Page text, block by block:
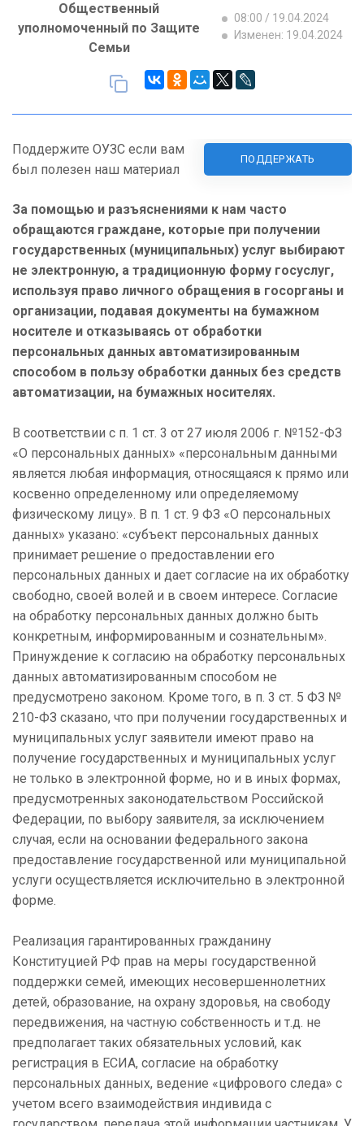
Общественный
уполномоченный по Защите
Семьи
08:00 / 19.04.2024
Изменен: 19.04.2024
Поддержите ОУЗС если вам
был полезен наш материал
ПОДДЕРЖАТЬ
За помощью и разъяснениями к нам часто
обращаются граждане, которые при получении
государственных (муниципальных) услуг выбирают
не электронную, а традиционную форму госуслуг,
используя право личного обращения в госорганы и
организации, подавая документы на бумажном
носителе и отказываясь от обработки
персональных данных автоматизированным
способом в пользу обработки данных без средств
автоматизации, на бумажных носителях.
В соответствии с п. 1 ст. 3 от 27 июля 2006 г. №152-ФЗ
«О персональных данных» «персональным данными
является любая информация, относящаяся к прямо или
косвенно определенному или определяемому
физическому лицу». В п. 1 ст. 9 ФЗ «О персональных
данных» указано: «субъект персональных данных
принимает решение о предоставлении его
персональных данных и дает согласие на их обработку
свободно, своей волей и в своем интересе. Согласие
на обработку персональных данных должно быть
конкретным, информированным и сознательным».
Принуждение к согласию на обработку персональных
данных автоматизированным способом не
предусмотрено законом. Кроме того, в п. 3 ст. 5 ФЗ №
210-ФЗ сказано, что при получении государственных и
муниципальных услуг заявители имеют право на
получение государственных и муниципальных услуг
не только в электронной форме, но и в иных формах,
предусмотренных законодательством Российской
Федерации, по выбору заявителя, за исключением
случая, если на основании федерального закона
предоставление государственной или муниципальной
услуги осуществляется исключительно в электронной
форме.
Реализация гарантированных гражданину
Конституцией РФ прав на меры государственной
поддержки семей, имеющих несовершеннолетних
детей, образование, на охрану здоровья, на свободу
передвижения, на частную собственность и т.д. не
предполагает таких обязательных условий, как
регистрация в ЕСИА, согласие на обработку
персональных данных, ведение «цифрового следа» с
учетом всего взаимодействия индивида с